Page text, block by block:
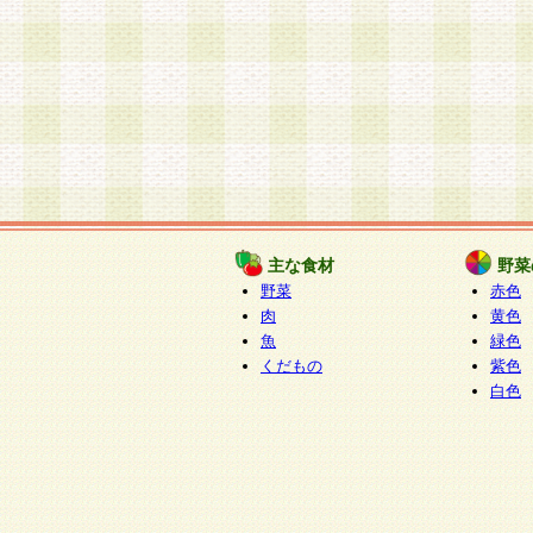
主な食材
野菜
肉
魚
くだもの
野
赤色
黄色
緑色
紫色
白色